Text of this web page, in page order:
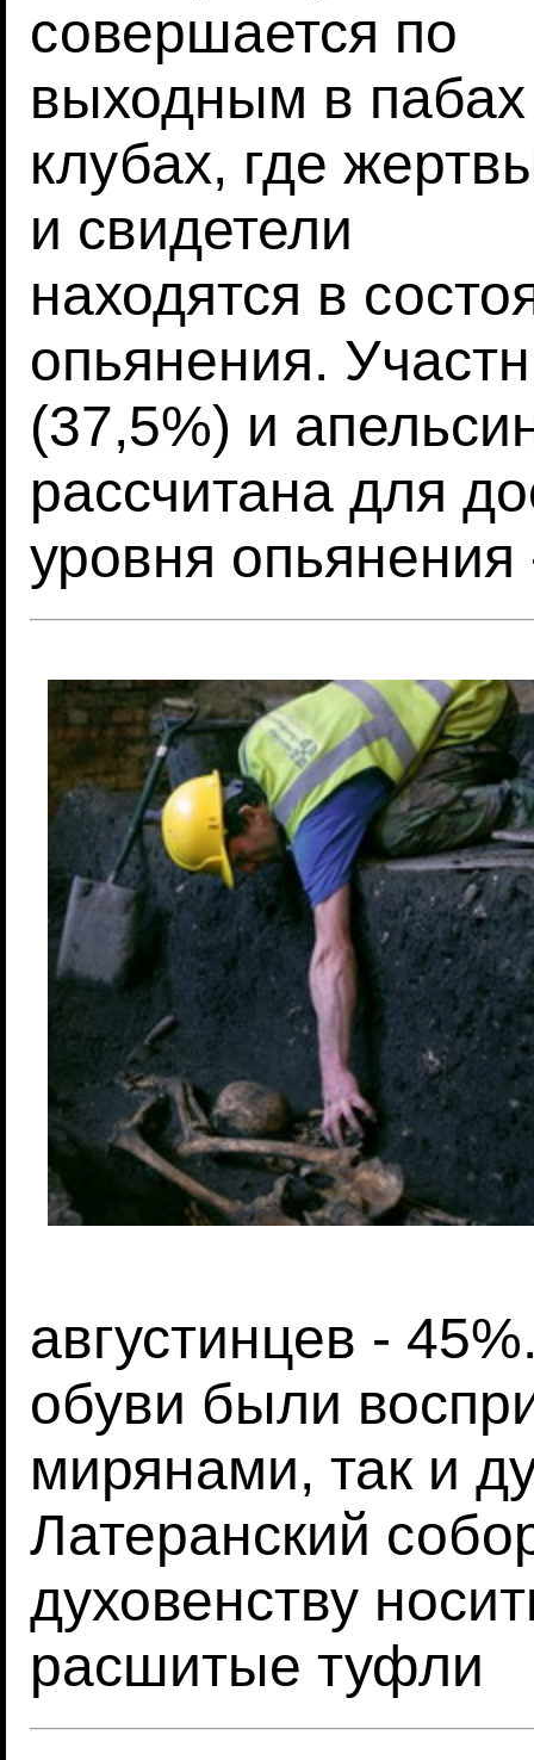
совершается по
выходным в
клубах, где
и свидетели
находятся в
опьянения.
(37,5%) и
рассчитана для
уровня
августинцев -
обуви были
мирянами, так и
Латеранский
духовенству
расшитые туфли